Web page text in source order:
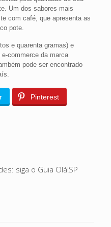
Um dos sabores mais
com café, que apresenta as
pote.
e quarenta gramas) e
commerce da marca
pode ser encontrado
Pinterest
siga o Guia Olá!SP